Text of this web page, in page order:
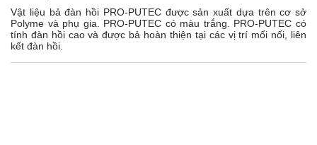
Vật liệu bả đàn hồi PRO-PUTEC được sản xuất dựa trên cơ sở
Polyme và phụ gia. PRO-PUTEC có màu trắng. PRO-PUTEC có
tính đàn hồi cao và được bả hoàn thiện tại các vị trí mối nối, liên
kết đàn hồi.